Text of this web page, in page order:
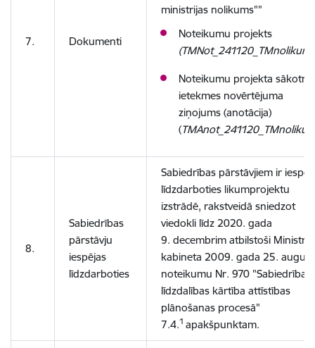
7. Dokumenti
ministrijas nolikums""
Noteikumu projekts
(TMNot_241120_TMnolikums
Noteikumu projekta
ietekmes novērtējuma
ziņojums (anotācija)
(
8.
Sabiedrības
pārstāvju
iespējas
līdzdarboties
Sabiedrības pārstāvjiem ir
līdzdarboties likumprojektu
izstrādē, rakstveidā sniedzot
viedokli līdz 2020. gada
9. decembrim atbilstoši Ministru
kabineta 2009. gada 25.
noteikumu Nr. 970 "Sabiedrības
līdzdalības kārtība attīstības
plānošanas procesā"
7.4.1 apakšpunktam.